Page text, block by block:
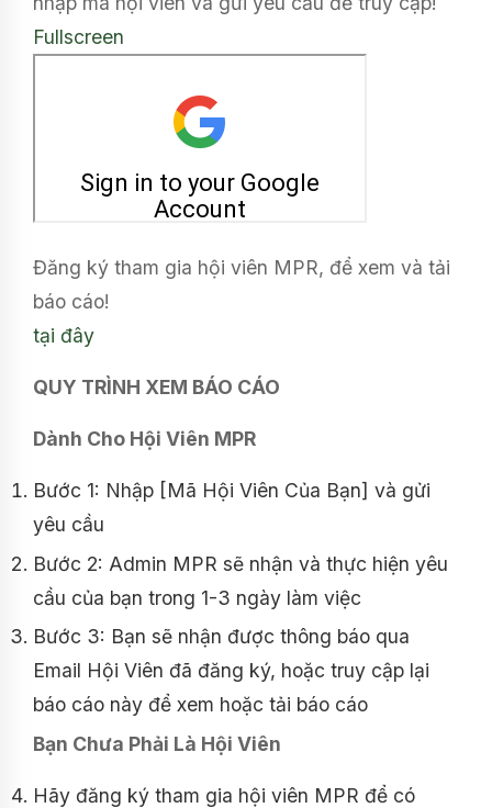
Fullscreen
Đăng ký tham gia hội viên MPR, để xem và tải
báo cáo!
tại đây
QUY TRÌNH XEM BÁO CÁO
Dành Cho Hội Viên MPR
Bước 1: Nhập [Mã Hội Viên Của Bạn] và gửi
yêu cầu
Bước 2: Admin MPR sẽ nhận và thực hiện yêu
cầu của bạn trong 1-3 ngày làm việc
Bước 3: Bạn sẽ nhận được thông báo qua
Email Hội Viên đã đăng ký, hoặc truy cập lại
báo cáo này để xem hoặc tải báo cáo
Bạn Chưa Phải Là Hội Viên
Hãy đăng ký tham gia hội viên MPR để có